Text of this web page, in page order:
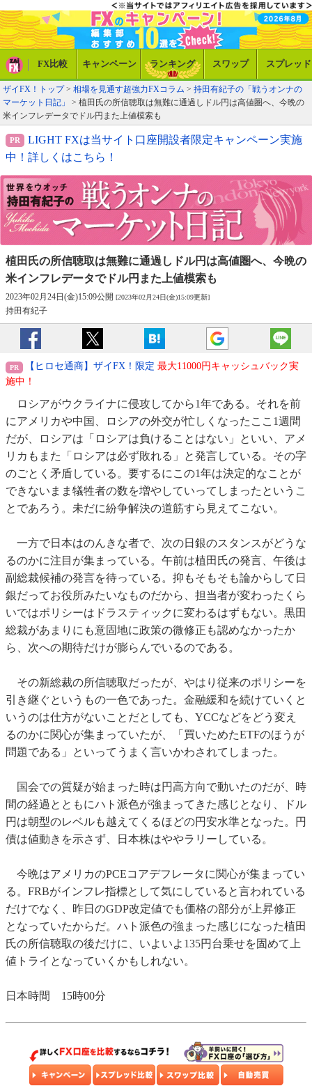
FX比較 キャンペーン ランキング スワップ スプレッド
ザイFX！トップ> 相場を見通す超強力FXコラム > 持田有紀子の「戦うオンナの
マーケット日記」
> 植田氏の所信聴取は無難に通過しドル円は高値圏へ、今晩の
米インフレデータでドル円また上値模索も
LIGHT FXは当サイト口座開設者限定キャンペーン実施
中！詳しくはこちら！
植田氏の所信聴取は無難に通過しドル円は高値圏へ、 今晩の
米インフレデータでドル円また上値模索も
2023年02月24日(金)15:09公開 [2023年02月24日(金)15:09更新]
持田有紀子
【ヒロセ通商】ザイFX！限定 最大11000円キャッシュバック実
施中！
ロシアがウクライナに侵攻してから1年である。それを前
にアメリカや中国、ロシアの外交が忙しくなったここ1週間
だが、ロシアは「ロシアは負けることはない」といい、アメ
リカもまた「ロシアは必ず敗れる」と発言している。その字
のごとく矛盾している。要するにこの1年は決定的なことが
できないまま犠牲者の数を増やしていってしまったというこ
とであろう。未だに紛争解決の道筋すら見えてこない。
一方で日本はのんきな者で、次の日銀のスタンスがどうな
るのかに注目が集まっている。午前は植田氏の発言、午後は
副総裁候補の発言を待っている。抑もそもそも論からして日
銀だってお役所みたいなものだから、担当者が変わったくら
いではポリシーはドラスティックに変わるはずもない。黒田
総裁があまりにも意固地に政策の微修正も認めなかったか
ら、次への期待だけが膨らんでいるのである。
その新総裁の所信聴取だったが、やはり従来のポリシーを
引き継ぐというもの一色であった。金融緩和を続けていくと
いうのは仕方がないことだとしても、YCCなどをどう変え
るのかに関心が集まっていたが、「買いためたETFのほうが
問題である」といってうまく言いかわされてしまった。
国会での質疑が始まった時は円高方向で動いたのだが、時
間の経過とともにハト派色が強まってきた感じとなり、ドル
円は朝型のレベルも越えてくるほどの円安水準となった。円
債は値動きを示さず、日本株はややラリーしている。
今晩はアメリカのPCEコアデフレータに関心が集まってい
る。FRBがインフレ指標として気にしていると言われている
だけでなく、昨日のGDP改定値でも価格の部分が上昇修正
となっていたからだ。ハト派色の強まった感じになった植田
氏の所信聴取の後だけに、いよいよ135円台乗せを固めて上
値トライとなっていくかもしれない。
日本時間 15時00分